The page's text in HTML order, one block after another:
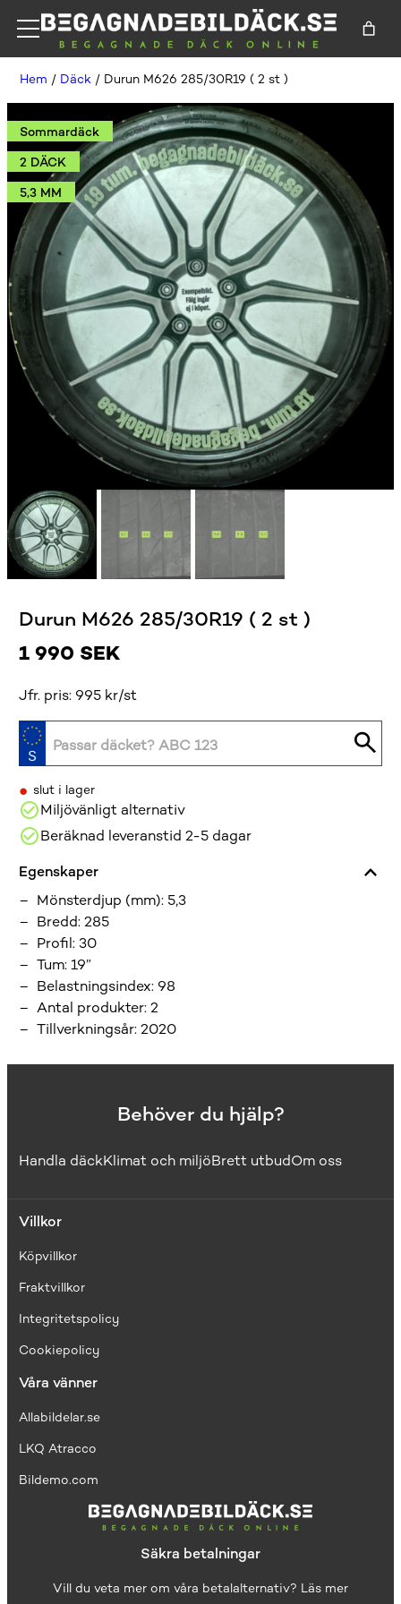
Hem / Däck / Durun M626 285/30R19 ( 2 st )
Sommardäck
2 DÄCK
5,3 MM
Durun M626 285/30R19 ( 2 st )
1 990 SEK
Jfr. pris: 995 kr/st
• slut i lager
Miljövänligt alternativ
Beräknad leveranstid 2-5 dagar
Egenskaper
Mönsterdjup (mm): 5,3
Bredd:285
Profil:30
Tum:19”
Belastningsindex: 98
Antal produkter:2
Tillverkningsår:2020
Behöver du hjälp?
Handla däckKlimat och miljöBrett utbudOm oss
Villkor
Köpvillkor
Fraktvillkor
Integritetspolicy
Cookiepolicy
Våra vänner
Allabildelar.se
LKQ Atracco
Bildemo.com
Säkra betalningar
Vill du veta mer om våra betalalternativ? Läs mer